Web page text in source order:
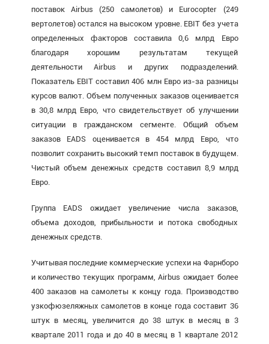
поставок Airbus (250 самолетов) и Eurocopter (249
вертолетов) остался на высоком уровне. EBIT без учета
определенных факторов составила 0,6 млрд Евро
благодаря хорошим результатам текущей
деятельности Airbus и других подразделений.
Показатель EBIT составил 406 млн Евро из-за разницы
курсов валют. Объем полученных заказов оценивается
в 30,8 млрд Евро, что свидетельствует об улучшении
ситуации в гражданском сегменте. Общий объем
заказов EADS оценивается в 454 млрд Евро, что
позволит сохранить высокий темп поставок в будущем.
Чистый объем денежных средств составил 8,9 млрд
Евро.
Группа EADS ожидает увеличение числа заказов,
объема доходов, прибыльности и потока свободных
денежных средств.
Учитывая последние коммерческие успехи на Фарнборо
и количество текущих программ, Airbus ожидает более
400 заказов на самолеты к концу года. Производство
узкофюзеляжных самолетов в конце года составит 36
штук в месяц, увеличится до 38 штук в месяц в 3
квартале 2011 года и до 40 в месяц в 1 квартале 2012